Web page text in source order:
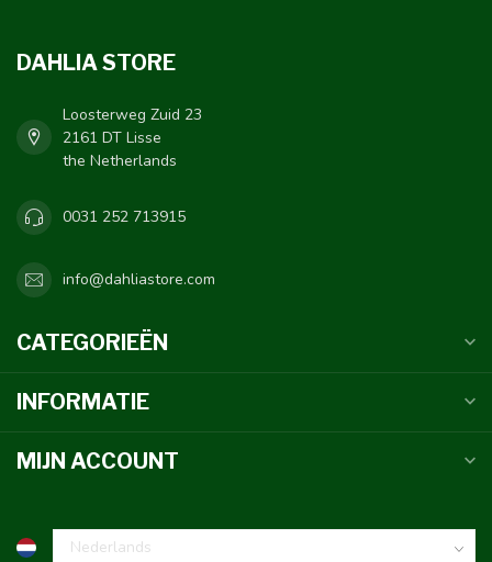
DAHLIA STORE
Loosterweg Zuid 23
2161 DT Lisse
the Netherlands
0031 252 713915
info@dahliastore.com
CATEGORIEËN
INFORMATIE
MIJN ACCOUNT